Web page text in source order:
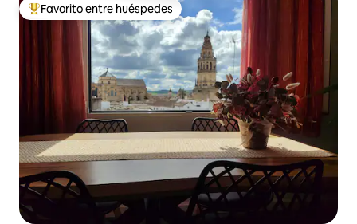
De los mejores en Favorito entre huéspedes
Favorito entre huéspedes